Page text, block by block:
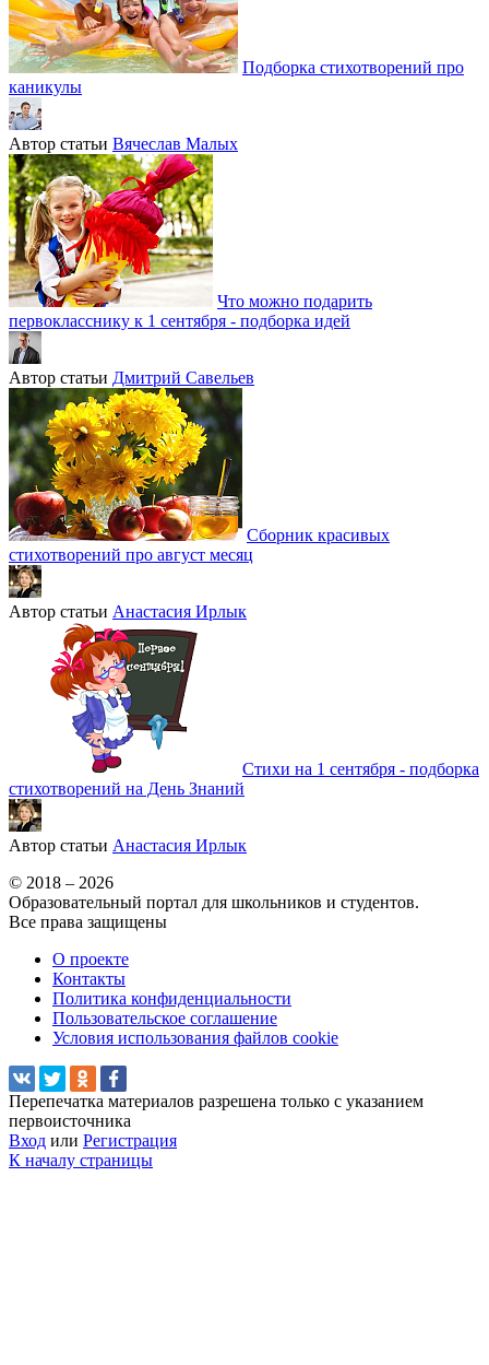
Подборка стихотворений про
каникулы
Автор статьи Вячеслав Малых
Что можно подарить
первокласснику к 1 сентября - подборка идей
Автор статьи Дмитрий Савельев
Сборник красивых
стихотворений про август месяц
Автор статьи Анастасия Ирлык
Стихи на 1 сентября - подборка
стихотворений на День Знаний
Автор статьи Анастасия Ирлык
© 2018 – 2026
Образовательный портал для школьников и студентов.
Все права защищены
О проекте
Контакты
Политика конфиденциальности
Пользовательское соглашение
Условия использования файлов cookie
Перепечатка материалов разрешена только с указанием
первоисточника
Вход или Регистрация
К началу страницы